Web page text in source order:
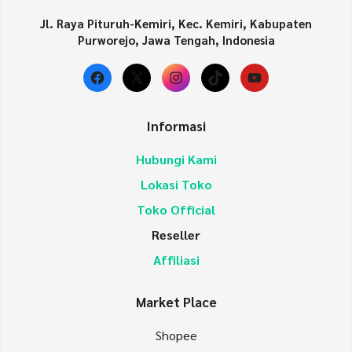
Jl. Raya Pituruh-Kemiri, Kec. Kemiri, Kabupaten
Purworejo, Jawa Tengah, Indonesia
Facebook
X Instagram
TikTokYouTube
Informasi
Hubungi Kami
Lokasi Toko
Toko Official
Reseller
Affiliasi
Market Place
Shopee